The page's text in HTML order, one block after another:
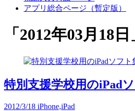
アプリ総合ページ（暫定版）
「 2012年03月18日
特別支援学校用のiPad
2012/3/18 iPhone,iPad